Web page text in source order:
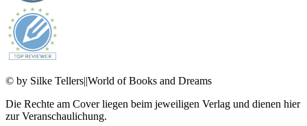
© by Silke Tellers||World of Books and Dreams
Die Rechte am Cover liegen beim jeweiligen Verlag und dienen hier
zur Veranschaulichung.